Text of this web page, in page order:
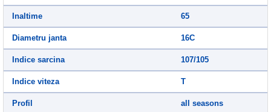
Inaltime 65
Diametru janta 16C
Indice sarcina 107/105
Indice viteza T
Profil all seasons